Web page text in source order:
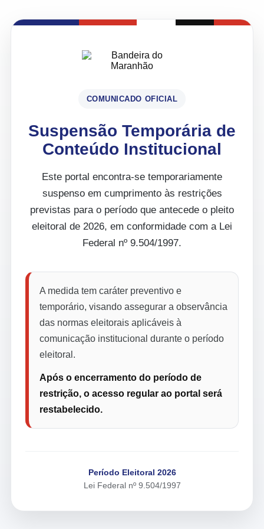
COMUNICADO OFICIAL
Suspensão Temporária de
Conteúdo Institucional
Este portal encontra-se temporariamente
suspenso em cumprimento às restrições
previstas para o período que antecede o pleito
eleitoral de 2026, em conformidade com a Lei
Federal nº 9.504/1997.
A medida tem caráter preventivo e
temporário, visando assegurar a observância
das normas eleitorais aplicáveis à
comunicação institucional durante o período
eleitoral.
Após o encerramento do período de
restrição, o acesso regular ao portal será
restabelecido.
Período Eleitoral 2026
Lei Federal nº 9.504/1997